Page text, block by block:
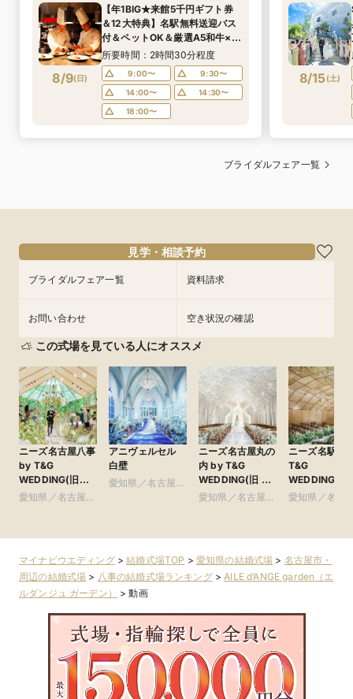
8/9(日)
【年1BIG★来館5千円ギフト券
＆12大特典】名駅無料送迎バス
付＆ペットOK＆厳選A5和牛×オ
マール海老試食×世界大会優勝パ
ティシエのレシピ★デザート
ブッフェ40名様分プレゼント！
所要時間：2時間30分程度
9:00〜
9:30〜
14:00〜
14:30〜
18:00〜
8/15(土)
ブライダルフェア一覧
見学・相談予約
ブライダルフェア一覧 資料請求
お問い合わせ 空き状況の確認
この式場を見ている人にオススメ
ニーズ名古屋八事
by T&G
WEDDING(旧
アーヴェリール迎
愛知県／名古屋
アニヴェルセル
白壁
愛知県／名古屋
ニーズ名古屋丸の
内 by T&G
WEDDING(旧 ト
リフォーリア
愛知県／名古屋
ニーズ名駅 by
T&G
WEDDING(旧
ンフィニート
愛知県／名古
マイナビウエディング>結婚式場TOP > 愛知県の結婚式場 > 名古屋市・
周辺の結婚式場 > 八事の結婚式場ランキング>AILE d’ANGE garden（エ
ルダンジュ ガーデン）
>動画